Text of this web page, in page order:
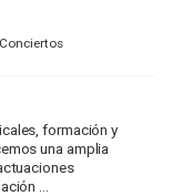
formación y
una amplia
...